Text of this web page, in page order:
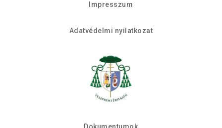
Impresszum
Adatvédelmi nyilatkozat